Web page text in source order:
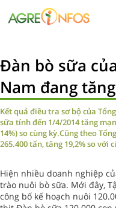
Đàn bò sữa
Nam đang
Kết quả điều tra sơ bộ của
sữa tính đến 1/4/2014 tăng
14%) so cùng kỳ.Cũng theo
265.400 tấn, tăng 19,2% so với
Hiện nhiều doanh nghiệp
trào nuôi bò sữa. Mới đây,
công bố kế hoạch nuôi